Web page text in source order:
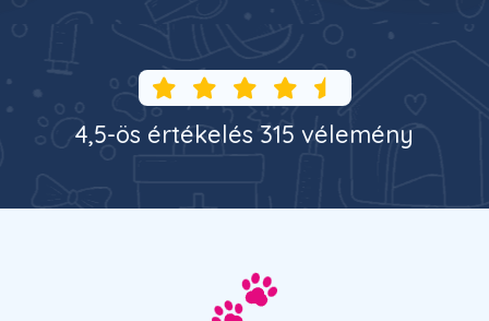
4,5-ös értékelés 315 vélemény